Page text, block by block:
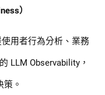
）
用者行為分析、業務
LLM Observability，
。